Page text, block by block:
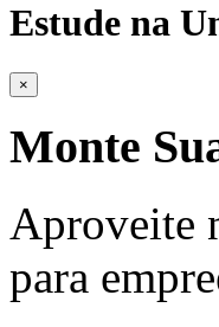
Estude na
×
Monte
Aproveite
para